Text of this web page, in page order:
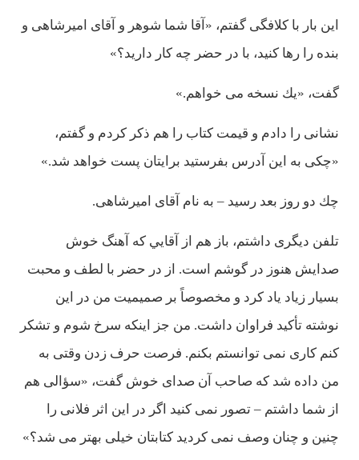
اين بار با كلافگی گفتم، «آقا شما شوهر و آقای اميرشاهی و
بنده را رها كنيد، با در حضر چه كار داريد؟»
گفت، «يك نسخه می خواهم.»
نشانی را دادم و قيمت كتاب را هم ذكر كردم و گفتم،
«چكی به اين آدرس بفرستيد برايتان پست خواهد شد.»
چك دو روز بعد رسيد – به نام آقای اميرشاهی.
تلفن ديگری داشتم، باز هم از آقايي كه آهنگ خوش
صدايش هنوز در گوشم است. از در حضر با لطف و محبت
بسيار زياد ياد كرد و مخصوصاً بر صميميت من در اين
نوشته تأكيد فراوان داشت. من جز اينكه سرخ شوم و تشكر
كنم كاری نمی توانستم بكنم. فرصت حرف زدن وقتی به
من داده شد كه صاحب آن صدای خوش گفت، «سؤالی هم
از شما داشتم – تصور نمی كنيد اگر در اين اثر فلانی را
چنين و چنان وصف نمی كرديد كتابتان خيلی بهتر می شد؟»